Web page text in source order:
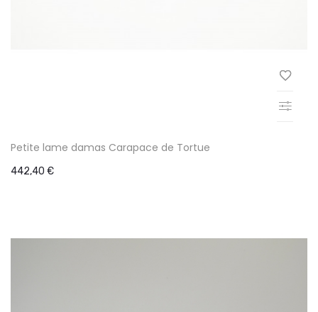
Petite lame damas Carapace de Tortue
442,40 €